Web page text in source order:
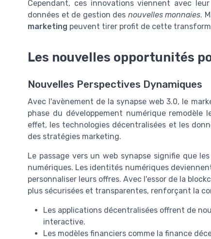
Cependant, ces innovations viennent avec
données et de gestion des nouvelles monnaies.
marketing peuvent tirer profit de cette
Les nouvelles opportunités
Nouvelles Perspectives Dynamiques
Avec l'avènement de la synapse web 3.0, le
phase du développement numérique
effet, les technologies décentralisées et les
des stratégies marketing.
Le passage vers un web synapse signifie que
numériques. Les identités numériques
personnaliser leurs offres. Avec l'essor de la
plus sécurisées et transparentes, renforçant la
Les applications décentralisées offrent de
interactive.
Les modèles financiers comme la finance